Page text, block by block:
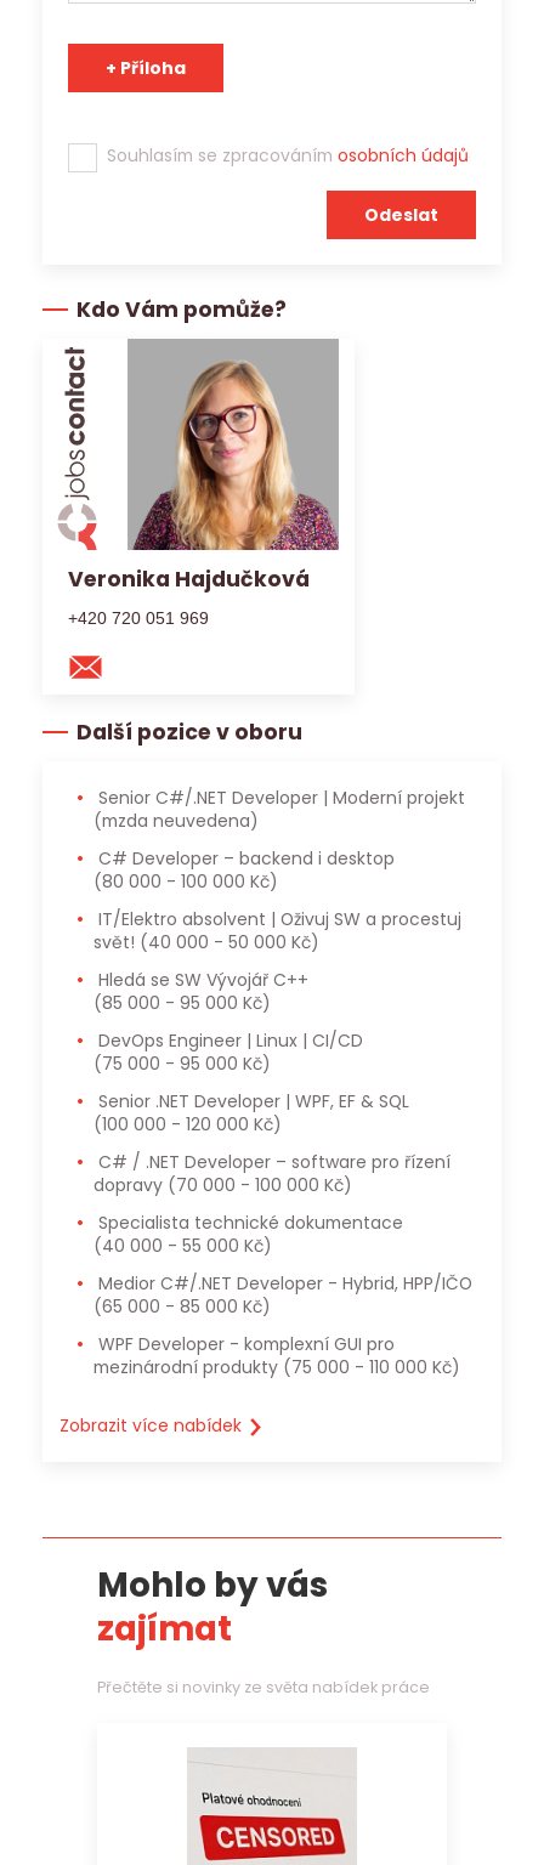
Souhlasím se zpracováním osobních údajů
Kdo Vám pomůže?
Veronika Hajdučková
+420 720 051 969
Další pozice v oboru
Senior C#/.NET Developer | Moderní projekt
(mzda neuvedena)
C# Developer – backend i desktop
(80 000 - 100 000 Kč)
svět! (40 000 - 50 000 Kč)
Hledá se SW Vývojář C++
(85 000 - 95 000 Kč)
DevOps Engineer | Linux | CI/CD
(75 000 - 95 000 Kč)
Senior .NET Developer | WPF, EF & SQL
(100 000 - 120 000 Kč)
dopravy (70 000 - 100 000 Kč)
Specialista technické dokumentace
(40 000 - 55 000 Kč)
Medior C#/.NET Developer - Hybrid, HPP/IČO
(65 000 - 85 000 Kč)
mezinárodní produkty (75 000 - 110 000 Kč)
Zobrazit více nabídek
Mohlo by vás
zajímat
Přečtěte si novinky ze světa nabídek práce